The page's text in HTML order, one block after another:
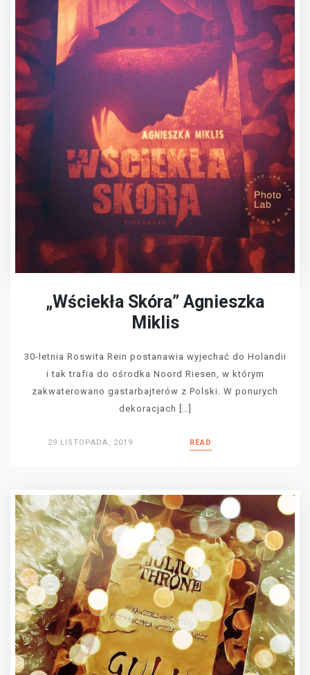
„Wściekła Skóra” Agnieszka
Miklis
30-letnia Roswita Rein postanawia wyjechać do Holandii
i tak trafia do ośrodka Noord Riesen, w którym
zakwaterowano gastarbajterów z Polski. W ponurych
dekoracjach […]
29 LISTOPADA, 2019 READ